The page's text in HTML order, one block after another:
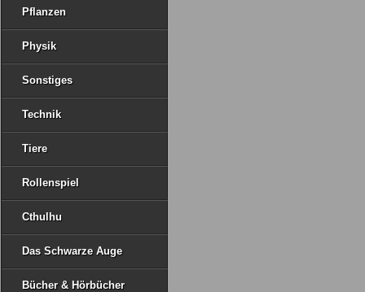
Pflanzen
Physik
Sonstiges
Technik
Tiere
Rollenspiel
Cthulhu
Das Schwarze Auge
Bücher & Hörbücher